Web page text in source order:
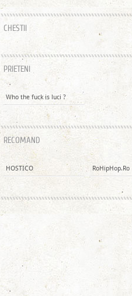
CHESTII
PRIETENI
Who the fuck is luci ?
RECOMAND
HOSTICO RoHipHop.Ro